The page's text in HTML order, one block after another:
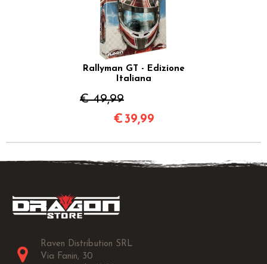
Rallyman GT - Edizione
Italiana
€ 49,99
€39,99
Raven Distribution SRL
Via Fanin, 30